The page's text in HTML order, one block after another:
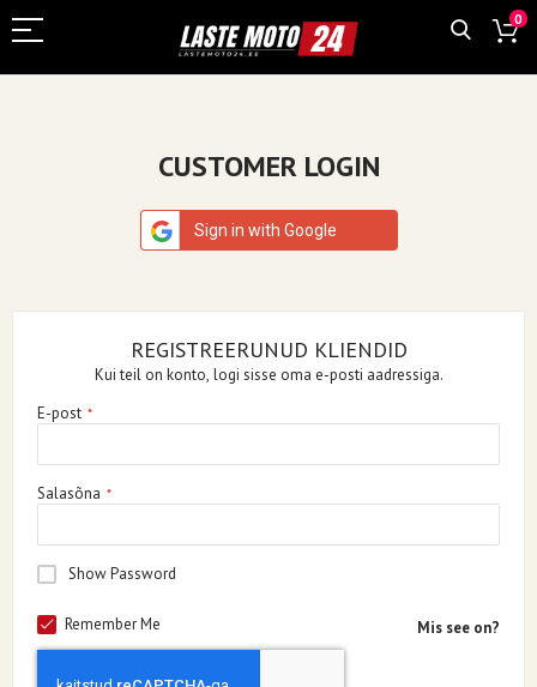
0
CUSTOMER LOGIN
Sign in with Google
REGISTREERUNUD KLIENDID
Kui teil on konto, logi sisse oma e-posti aadressiga.
E-post
Salasõna
Show Password
Remember Me Mis see on?